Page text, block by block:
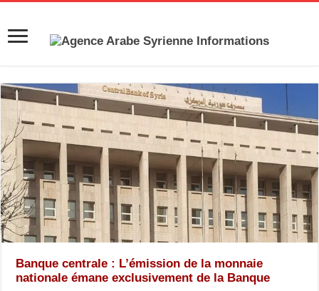
Banque centrale : L’émission de la monnaie
nationale émane exclusivement de la Banque